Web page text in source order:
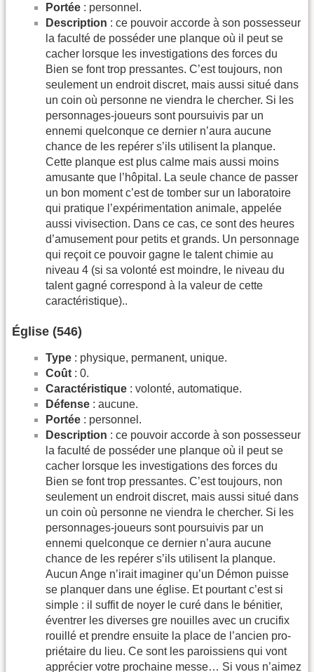
Portée : personnel.
Description : ce pouvoir accorde à son possesseur
la faculté de posséder une planque où il peut se
cacher lorsque les investigations des forces du
Bien se font trop pressantes. C’est toujours, non
seulement un endroit discret, mais aussi situé dans
un coin où personne ne viendra le chercher. Si les
personnages-joueurs sont poursuivis par un
ennemi quelconque ce dernier n’aura aucune
chance de les repérer s’ils utilisent la planque.
Cette planque est plus calme mais aussi moins
amusante que l’hôpital. La seule chance de passer
un bon moment c’est de tomber sur un laboratoire
qui pratique l’expérimenta­tion animale, appelée
aussi vivisection. Dans ce cas, ce sont des heures
d’amusement pour petits et grands. Un personnage
qui reçoit ce pouvoir gagne le talent chimie au
niveau 4 (si sa volonté est moindre, le niveau du
talent gagné correspond à la valeur de cette
caractéristique)..
Église (546)
Type : physique, permanent, unique.
Coût : 0.
Caractéristique : volonté, automatique.
Défense : aucune.
Portée : personnel.
Description : ce pouvoir accorde à son possesseur
la faculté de posséder une planque où il peut se
cacher lorsque les investigations des forces du
Bien se font trop pressantes. C’est toujours, non
seulement un endroit discret, mais aussi situé dans
un coin où personne ne viendra le chercher. Si les
personnages-joueurs sont poursuivis par un
ennemi quelconque ce dernier n’aura aucune
chance de les repérer s’ils utilisent la planque.
Aucun Ange n’irait imaginer qu’un Démon puisse
se planquer dans une église. Et pourtant c’est si
simple : il suffit de noyer le curé dans le bénitier,
éventrer les diverses gre­ nouilles avec un crucifix
rouillé et prendre ensuite la place de l’ancien pro­
priétaire du lieu. Ce sont les paroissiens qui vont
apprécier votre prochaine messe… Si vous n’aimez